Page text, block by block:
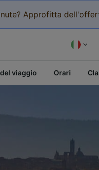
Approfitta
viaggio Orari